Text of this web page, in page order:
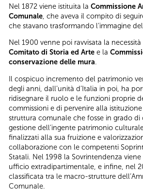
Nel 1872 viene istituita la Commissione
Comunale , che aveva il compito di
che stavano trasformando l’immagine
Nel 1900 venne poi ravvisata la
Comitato di Storia ed Arte e la
conservazione delle mura.
Il cospicuo incremento del patrimonio
degli anni, dall’unità d’Italia in poi, ha
ridisegnare il ruolo e le funzioni proprie
commissioni e di pervenire alla istituzione
struttura comunale che fosse in grado di
gestione dell’ingente patrimonio
finalizzati alla sua fruizione e
collaborazione con le competenti
Statali. Nel 1998 la Sovrintendenza
ufficio extradipartimentale, e infine, nel
classificata tra le macro-strutture
Comunale.